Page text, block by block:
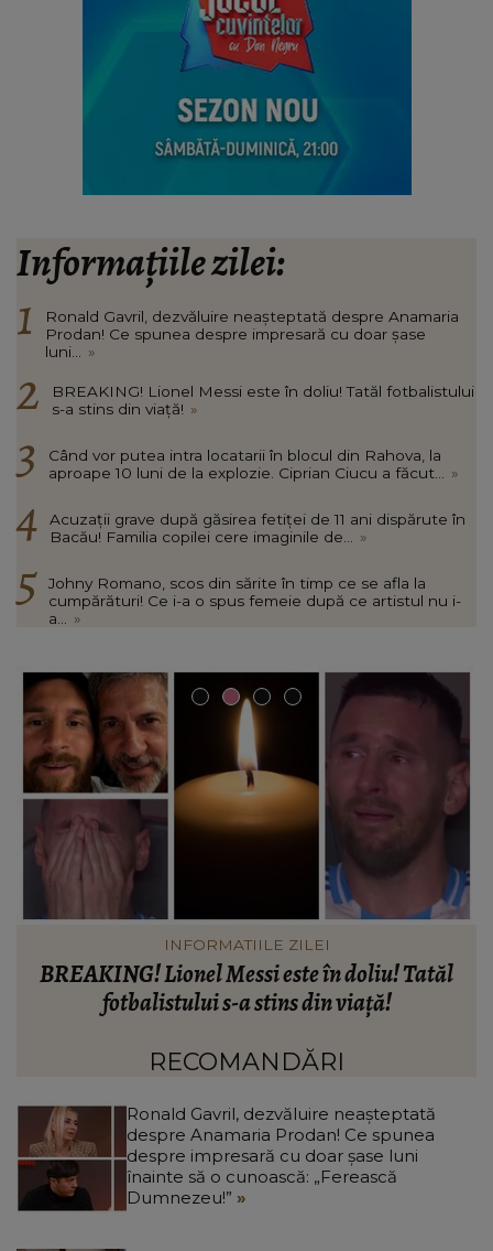
Informațiile zilei:
Ronald Gavril, dezvăluire neașteptată despre Anamaria
Prodan! Ce spunea despre impresară cu doar șase
luni... »
BREAKING! Lionel Messi este în doliu! Tatăl fotbalistului
s-a stins din viață! »
Când vor putea intra locatarii în blocul din Rahova, la
aproape 10 luni de la explozie. Ciprian Ciucu a făcut... »
Acuzații grave după găsirea fetiței de 11 ani dispărute în
Bacău! Familia copilei cere imaginile de... »
Johny Romano, scos din sărite în timp ce se afla la
cumpărături! Ce i-a o spus femeie după ce artistul nu i-
a... »
INFORMATIILE ZILEI
Când vor putea intra locatarii în blocul din
Rahova, la aproape 10 luni de la explozie. Ciprian
afectate va fi...”
RECOMANDĂRI
Ronald Gavril, dezvăluire neașteptată
despre Anamaria Prodan! Ce spunea
despre impresară cu doar șase luni
înainte să o cunoască: „Ferească
Dumnezeu!”